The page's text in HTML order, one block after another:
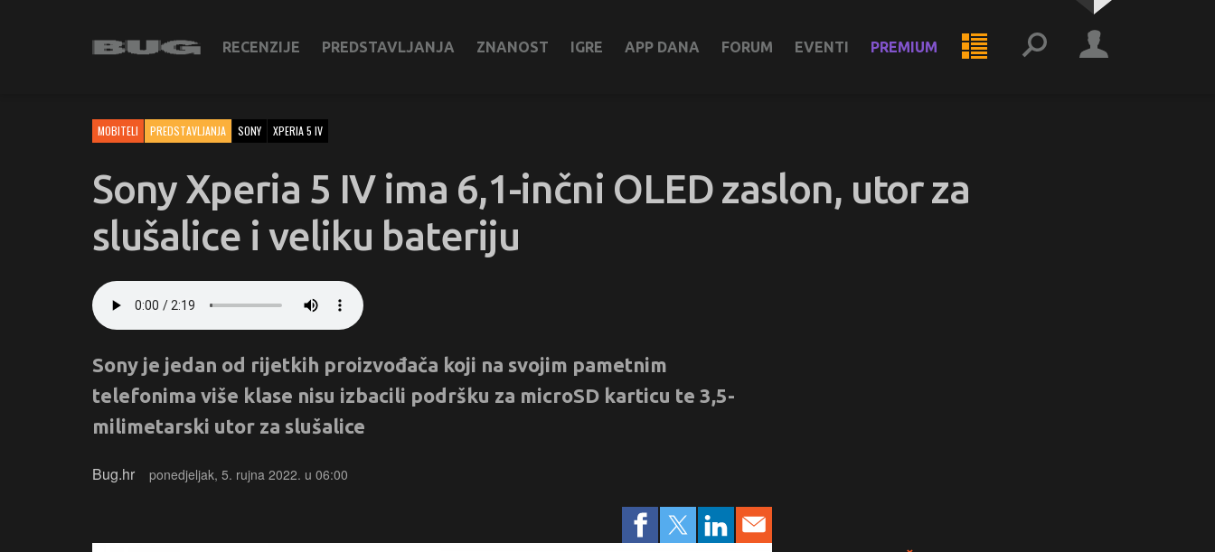
RECENZIJE PREDSTAVLJANJA ZNANOST IGRE APP DANA FORUM EVENTI PREMIUM
MOBITELI PREDSTAVLJANJA SONY XPERIA 5 IV
Sony Xperia 5 IV ima 6,1-inčni OLED zaslon, utor za
slušalice i veliku bateriju
Sony je jedan od rijetkih proizvođača koji na svojim pametnim
telefonima više klase nisu izbacili podršku za microSD karticu te 3,5-
milimetarski utor za slušalice
Bug.hr ponedjeljak, 5. rujna 2022. u 06:00